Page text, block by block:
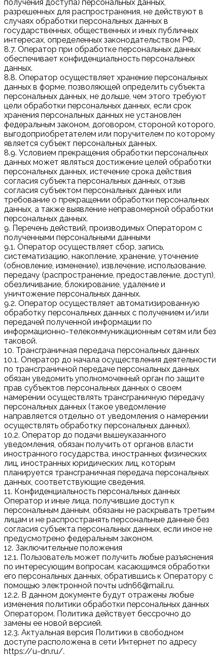
получения доступа) персональных данных,
разрешенных для распространения, не действуют в
случаях обработки персональных данных в
государственных, общественных и иных публичных
интересах, определенных законодательством РФ.
8.7. Оператор при обработке персональных данных
обеспечивает конфиденциальность персональных
данных.
8.8. Оператор осуществляет хранение персональных
данных в форме, позволяющей определить субъекта
персональных данных, не дольше, чем этого требуют
цели обработки персональных данных, если срок
хранения персональных данных не установлен
федеральным законом, договором, стороной которого,
выгодоприобретателем или поручителем по которому
является субъект персональных данных.
8.9. Условием прекращения обработки персональных
данных может являться достижение целей обработки
персональных данных, истечение срока действия
согласия субъекта персональных данных, отзыв
согласия субъектом персональных данных или
требование о прекращении обработки персональных
данных, а также выявление неправомерной обработки
персональных данных.
9. Перечень действий, производимых Оператором с
полученными персональными данными
9.1. Оператор осуществляет сбор, запись,
систематизацию, накопление, хранение, уточнение
(обновление, изменение), извлечение, использование,
передачу (распространение, предоставление, доступ),
обезличивание, блокирование, удаление и
уничтожение персональных данных.
9.2. Оператор осуществляет автоматизированную
обработку персональных данных с получением и/или
передачей полученной информации по
информационно-телекоммуникационным сетям или без
таковой.
10. Трансграничная передача персональных данных
10.1. Оператор до начала осуществления деятельности
по трансграничной передаче персональных данных
обязан уведомить уполномоченный орган по защите
прав субъектов персональных данных о своем
намерении осуществлять трансграничную передачу
персональных данных (такое уведомление
направляется отдельно от уведомления о намерении
осуществлять обработку персональных данных).
10.2. Оператор до подачи вышеуказанного
уведомления, обязан получить от органов власти
иностранного государства, иностранных физических
лиц, иностранных юридических лиц, которым
планируется трансграничная передача персональных
данных, соответствующие сведения.
11. Конфиденциальность персональных данных
Оператор и иные лица, получившие доступ к
персональным данным, обязаны не раскрывать третьим
лицам и не распространять персональные данные без
согласия субъекта персональных данных, если иное не
предусмотрено федеральным законом.
12. Заключительные положения
12.1. Пользователь может получить любые разъяснения
по интересующим вопросам, касающимся обработки
его персональных данных, обратившись к Оператору с
помощью электронной почты udn66@mail.ru.
12.2. В данном документе будут отражены любые
изменения политики обработки персональных данных
Оператором. Политика действует бессрочно до
замены ее новой версией.
12.3. Актуальная версия Политики в свободном
доступе расположена в сети Интернет по адресу
https://u-dn.ru/.